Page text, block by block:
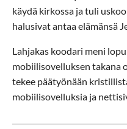
käydä kirkossa ja tuli
halusivat antaa elämänsä
Lahjakas koodari meni
mobiilisovelluksen takana
tekee päätyönään
mobiilisovelluksia ja